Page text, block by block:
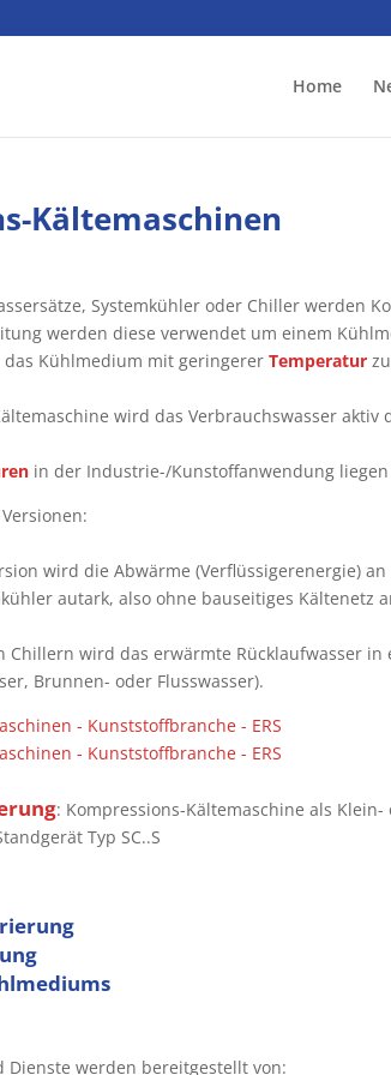
Home
Kältemaschinen
Systemkühler oder Chiller werden
werden diese verwendet um einem
das Kühlmedium mit geringererTemperatur
wird das Verbrauchswasser
in der Industrie-/Kunstoffanwendung liegen
wird die Abwärme (Verflüssigerenergie)
autark, also ohne bauseitiges Kältenetz
Chillern wird das erwärmte Rücklaufwasser
Brunnen- oder Flusswasser).
: Kompressions-Kältemaschine als Klein-
Typ SC..S
Dienste werden bereitgestellt von: